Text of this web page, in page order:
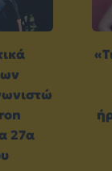
27α